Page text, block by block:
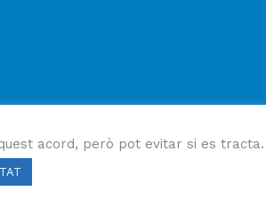
acord, però pot evitar si es tracta.